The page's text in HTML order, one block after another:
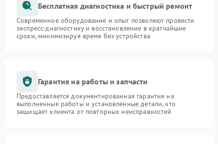
Бесплатная диагностика и быстрый ремонт
Современное оборудование и опыт позволяют провести
экспресс-диагностику и восстановление в кратчайшие
сроки, минимизируя время без устройства
Гарантия на работы и запчасти
Предоставляется документированная гарантия на
выполненные работы и установленные детали, что
защищает клиента от повторных неисправностей